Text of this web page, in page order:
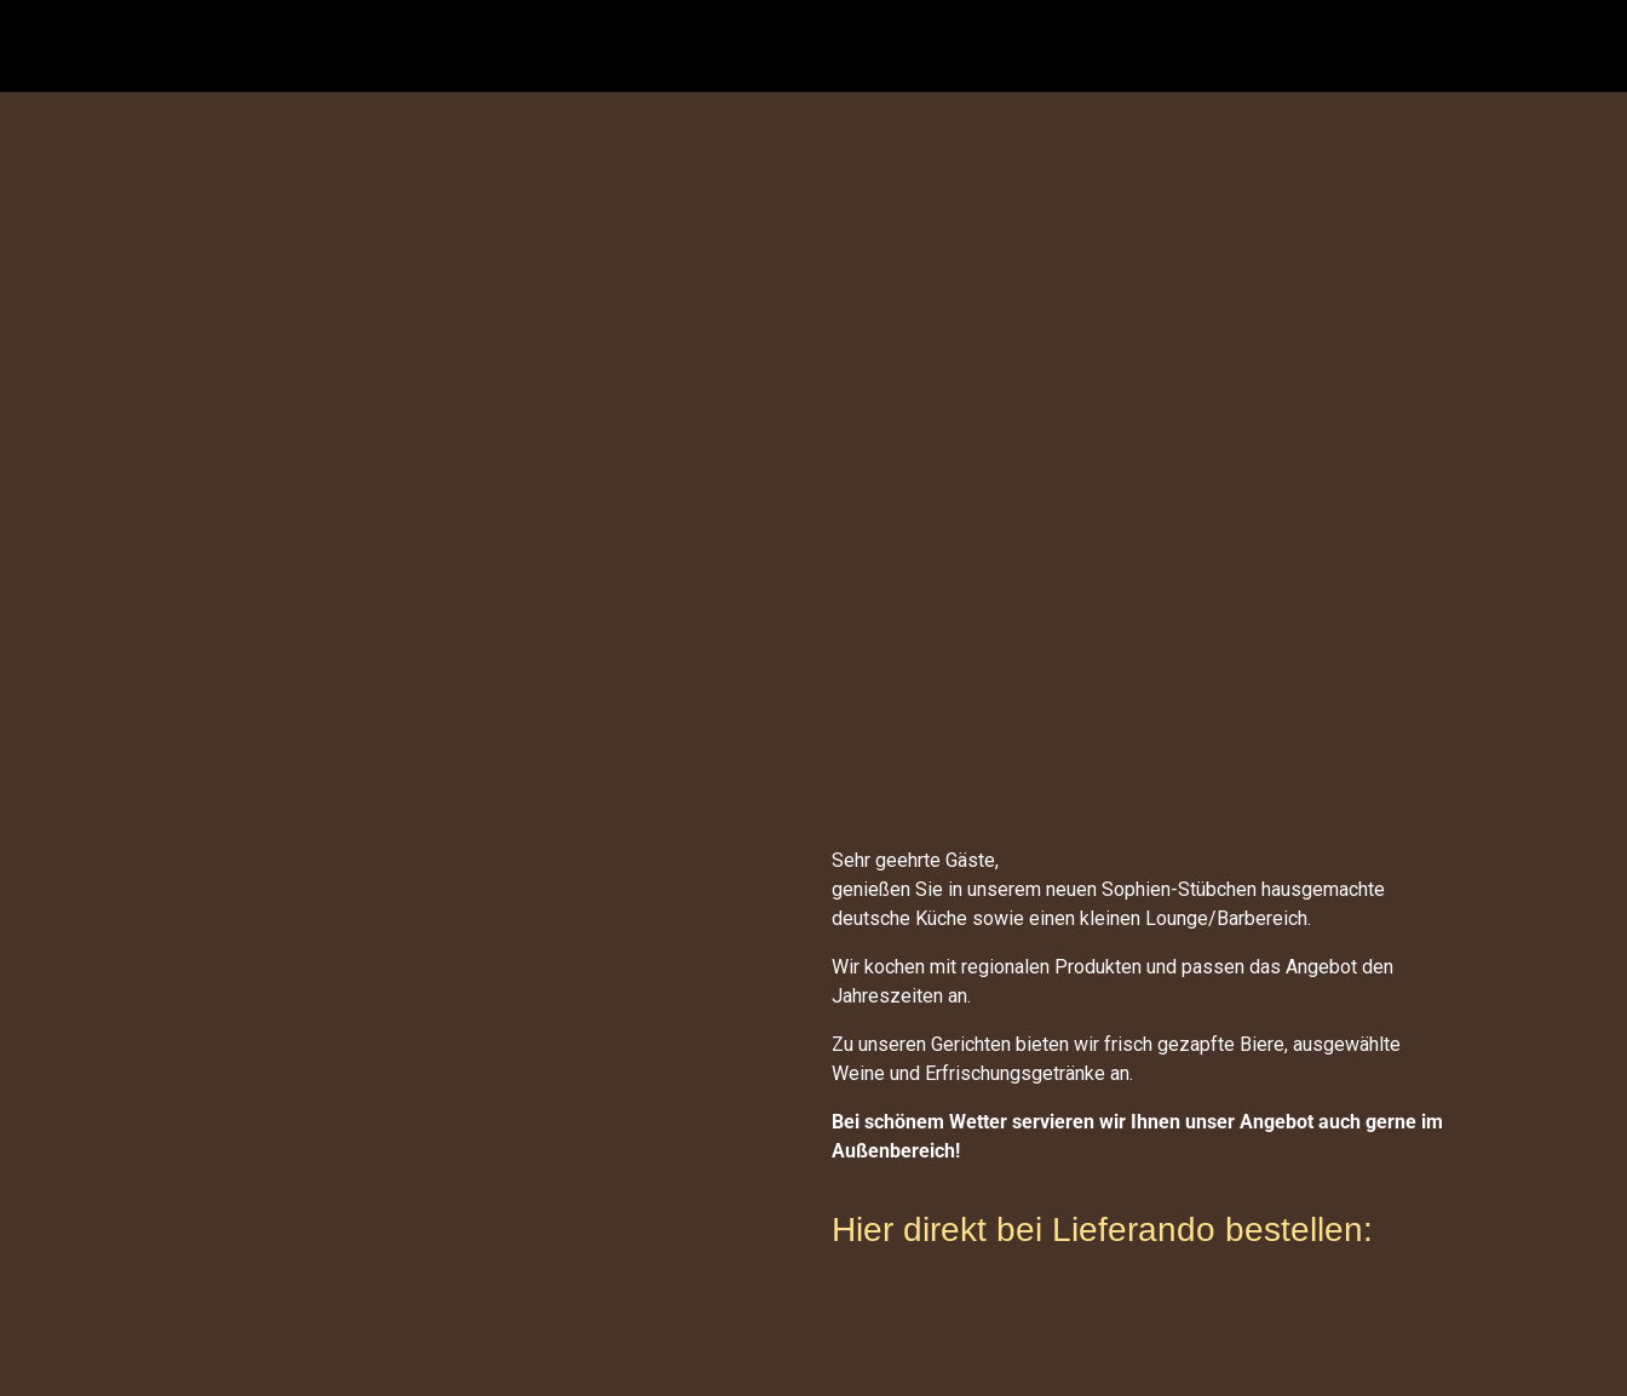
Sehr geehrte Gäste,
genießen Sie in unserem neuen Sophien-Stübchen hausgemachte
deutsche Küche sowie einen kleinen Lounge/Barbereich.
Wir kochen mit regionalen Produkten und passen das Angebot den
Jahreszeiten an.
Zu unseren Gerichten bieten wir frisch gezapfte Biere, ausgewählte
Weine und Erfrischungsgetränke an.
Bei schönem Wetter servieren wir Ihnen unser Angebot auch gerne im
Außenbereich!
Hier direkt bei Lieferando bestellen: